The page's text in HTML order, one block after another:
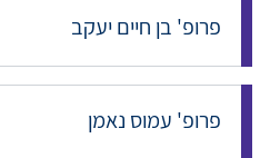
פרופ' בן חיים יעקב
פרופ' עמוס נאמן